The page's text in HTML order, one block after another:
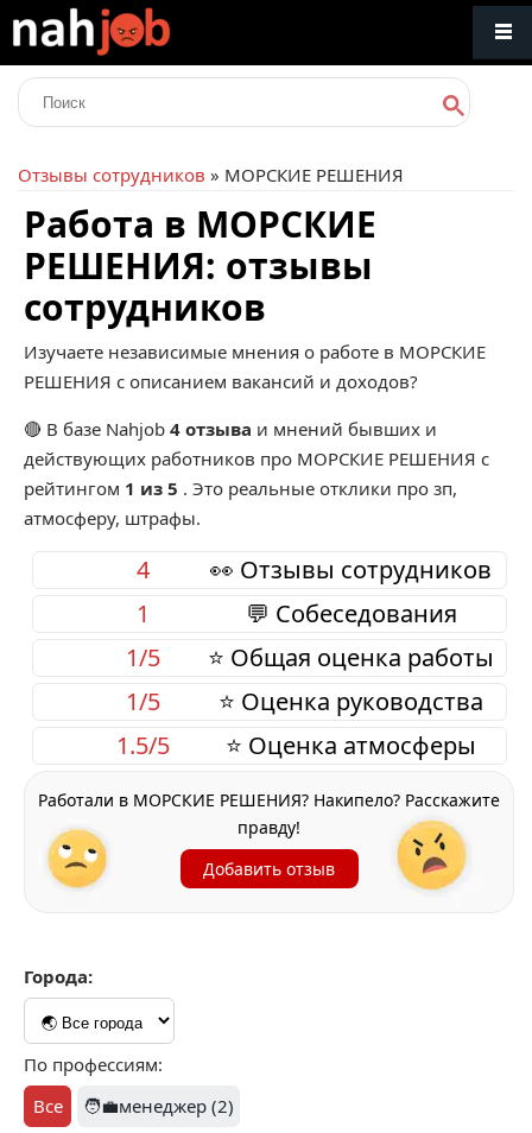
Отзывы сотрудников » МОРСКИЕ РЕШЕНИЯ
Работа в МОРСКИЕ
РЕШЕНИЯ: отзывы
сотрудников
Изучаете независимые мнения о работе в МОРСКИЕ
РЕШЕНИЯ с описанием вакансий и доходов?
🔴 В базе Nahjob 4 отзыва и мнений бывших и
действующих работников про МОРСКИЕ РЕШЕНИЯ с
рейтингом 1 из 5 . Это реальные отклики про зп,
атмосферу, штрафы.
👀 Отзывы сотрудников
4
💬 Собеседования
1
⭐ Общая оценка работы
1/5
⭐ Оценка руководства
1/5
⭐ Оценка атмосферы
1.5/5
Работали в МОРСКИЕ РЕШЕНИЯ? Накипело? Расскажите
правду!
Добавить отзыв
Города:
По профессиям:
Все
🧑‍💼менеджер (2)